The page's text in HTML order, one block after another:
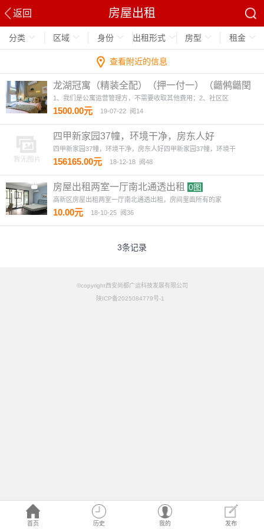
返回 房屋出租
首页 历史 我的 发布
分类 区域 身份 出租形式 房型 租金
查看附近的信息
龙湖冠寓（精装全配）（押一付一）（龤鸺龤閏
商圈对面）4图
1、我们是公寓运营管理方，不需要收取其他费用；2、社区区
1500.00元 19-07-22 阅14
四甲新家园37幢，环境干净，房东人好
四甲新家园37幢，环境干净，房东人好四甲新家园37幢，环境干
156165.00元 18-12-18 阅48
房屋出租两室一厅南北通透出租 0图
高新区房屋出租两室一厅南北通透出租，房间里面所有的家
10.00元 18-10-25 阅36
3条记录
©copyright西安尚都广运科技发展有限公司
陕ICP备2025084779号-1